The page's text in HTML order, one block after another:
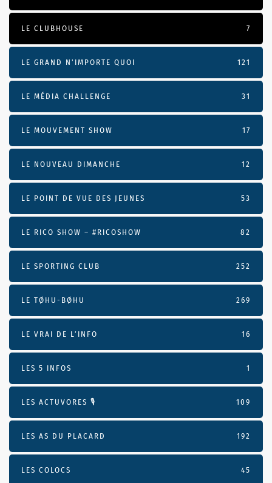
LE CLUBHOUSE 7
LE GRAND N’IMPORTE QUOI 121
LE MÉDIA CHALLENGE 31
LE MOUVEMENT SHOW 17
LE NOUVEAU DIMANCHE 12
LE POINT DE VUE DES JEUNES 53
LE RICO SHOW – #RICOSHOW 82
LE SPORTING CLUB 252
LE TØHU-BØHU 269
LE VRAI DE L’INFO 16
LES 5 INFOS 1
LES ACTUVORES 🎙 109
LES AS DU PLACARD 192
LES COLOCS 45